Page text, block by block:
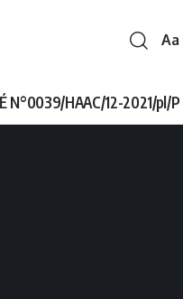
Font
Aa
N°0039/HAAC/12-2021/pl/P